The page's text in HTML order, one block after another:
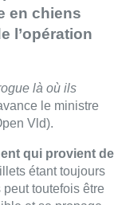
sa propre odeur
d’encre et de
Chaque encre
renifleurs de
en Belgique
drogue actifs
de